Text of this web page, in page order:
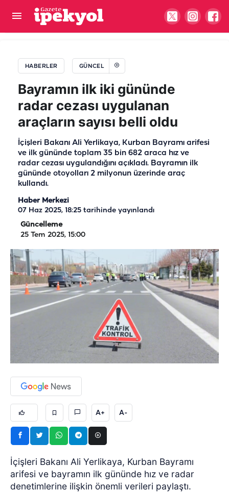
HABERLER GÜNCEL
Bayramın ilk iki gününde
radar cezası uygulanan
araçların sayısı belli oldu
İçişleri Bakanı Ali Yerlikaya, Kurban Bayramı arifesi
ve ilk gününde toplam 35 bin 682 araca hız ve
radar cezası uygulandığını açıkladı. Bayramın ilk
gününde otoyolları 2 milyonun üzerinde araç
kullandı.
Haber Merkezi
07 Haz 2025, 18:25 tarihinde yayınlandı
Güncelleme
25 Tem 2025, 15:00
A+ A-
İçişleri Bakanı Ali Yerlikaya, Kurban Bayramı
arifesi ve bayramın ilk gününde hız ve radar
denetimlerine ilişkin önemli verileri paylaştı.
Şanlıurfa Şehir Hastanesi önündeki dev alan